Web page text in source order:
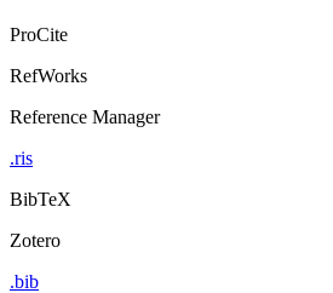
ProCite
RefWorks
Reference Manager
.ris
BibTeX
Zotero
.bib